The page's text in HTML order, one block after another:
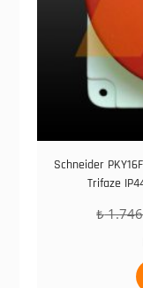
Schneider
Trifaze
₺